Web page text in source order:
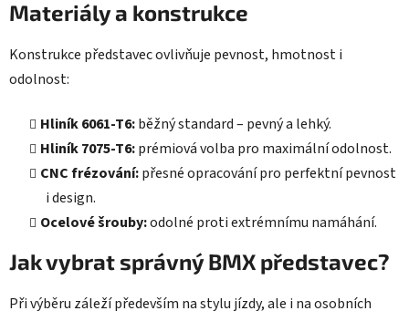
Materiály a konstrukce
Konstrukce představec ovlivňuje pevnost, hmotnost i
odolnost:
Hliník 6061-T6:běžný standard – pevný a lehký.
Hliník 7075-T6:prémiová volba pro maximální odolnost.
CNC frézování:přesné opracování pro perfektní pevnost
i design.
Ocelové šrouby:odolné proti extrémnímu namáhání.
Jak vybrat správný BMX představec?
Při výběru záleží především na stylu jízdy, ale i na osobních